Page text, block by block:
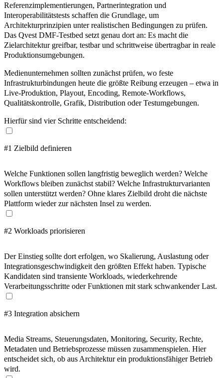
Referenzimplementierungen, Partnerintegration und
Interoperabilitätstests schaffen die Grundlage, um
Architekturprinzipien unter realistischen Bedingungen zu prüfen.
Das Qvest DMF-Testbed setzt genau dort an: Es macht die
Zielarchitektur greifbar, testbar und schrittweise übertragbar in reale
Produktionsumgebungen.
Medienunternehmen sollten zunächst prüfen, wo feste
Infrastrukturbindungen heute die größte Reibung erzeugen – etwa in
Live-Produktion, Playout, Encoding, Remote-Workflows,
Qualitätskontrolle, Grafik, Distribution oder Testumgebungen.
Hierfür sind vier Schritte entscheidend:
#1 Zielbild definieren
Welche Funktionen sollen langfristig beweglich werden? Welche
Workflows bleiben zunächst stabil? Welche Infrastrukturvarianten
sollen unterstützt werden? Ohne klares Zielbild droht die nächste
Plattform wieder zur nächsten Insel zu werden.
#2 Workloads priorisieren
Der Einstieg sollte dort erfolgen, wo Skalierung, Auslastung oder
Integrationsgeschwindigkeit den größten Effekt haben. Typische
Kandidaten sind transiente Workloads, wiederkehrende
Verarbeitungsschritte oder Funktionen mit stark schwankender Last.
#3 Integration absichern
Media Streams, Steuerungsdaten, Monitoring, Security, Rechte,
Metadaten und Betriebsprozesse müssen zusammenspielen. Hier
entscheidet sich, ob aus Architektur ein produktionsfähiger Betrieb
wird.